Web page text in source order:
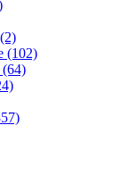
(2)
(102)
(64)